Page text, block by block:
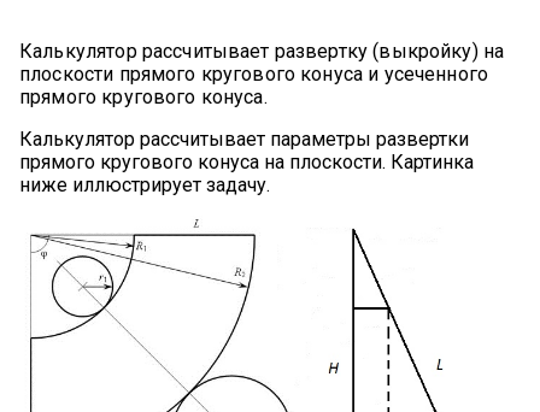
Калькулятор рассчитывает развертку (выкройку) на
плоскости прямого кругового конуса и усеченного
прямого кругового конуса.
Калькулятор рассчитывает параметры развертки
прямого кругового конуса на плоскости. Картинка
ниже иллюстрирует задачу.